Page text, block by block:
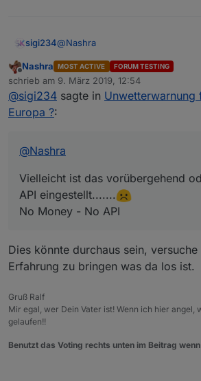
sigi234@Nashra
Vielleicht ist das vorübergehend
API eingestellt.......
No Money - No API
Offline
Nashra MOST ACTIVE FORUM TESTING
schrieb am 9. März 2019, 12:54
zuletzt editiert von
@sigi234 sagte in Unwetterwarnung
Europa ?:
@Nashra
Vielleicht ist das vorübergehend
API eingestellt.......
No Money - No API
Dies könnte durchaus sein,
Erfahrung zu bringen was da los ist.
Gruß Ralf
Mir egal, wer Dein Vater ist! Wenn ich hier angel,
gelaufen!!
Benutzt das Voting rechts unten im Beitrag